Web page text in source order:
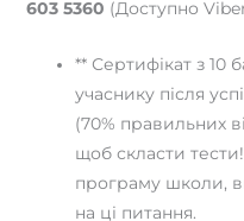
603 5360 (Доступно
** Сертифікат з 10
учаснику після
(70% правильних
щоб скласти
програму школи,
на ці питання.